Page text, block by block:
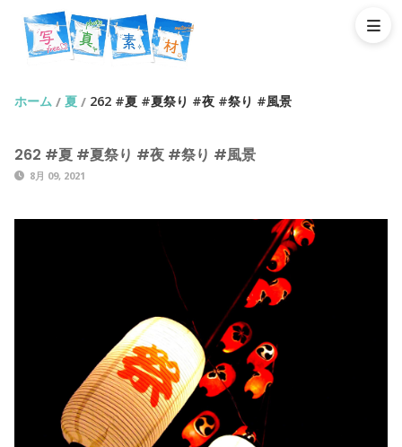
ホーム / 夏 / 262 #夏 #夏祭り #夜 #祭り #風景
262 #夏 #夏祭り #夜 #祭り #風景
8月 09, 2021